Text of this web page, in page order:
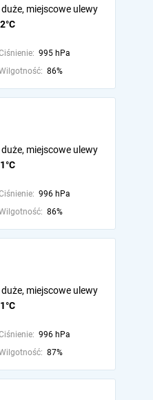
miejscowe ulewy
995 hPa
86%
miejscowe ulewy
996 hPa
86%
miejscowe ulewy
996 hPa
87%